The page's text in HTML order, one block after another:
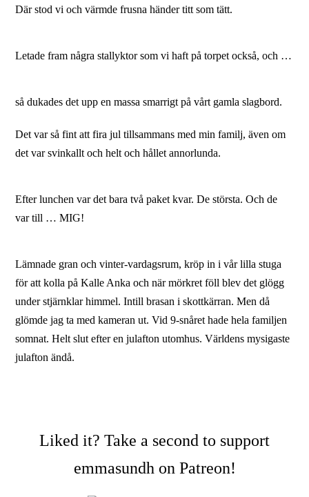
Där stod vi och värmde frusna händer titt som tätt.
Letade fram några stallyktor som vi haft på torpet också, och …
så dukades det upp en massa smarrigt på vårt gamla slagbord.
Det var så fint att fira jul tillsammans med min familj, även om
det var svinkallt och helt och hållet annorlunda.
Efter lunchen var det bara två paket kvar. De största. Och de
var till … MIG!
Lämnade gran och vinter-vardagsrum, kröp in i vår lilla stuga
för att kolla på Kalle Anka och när mörkret föll blev det glögg
under stjärnklar himmel. Intill brasan i skottkärran. Men då
glömde jag ta med kameran ut. Vid 9-snåret hade hela familjen
somnat. Helt slut efter en julafton utomhus. Världens mysigaste
julafton ändå.
Liked it? Take a second to support
emmasundh on Patreon!